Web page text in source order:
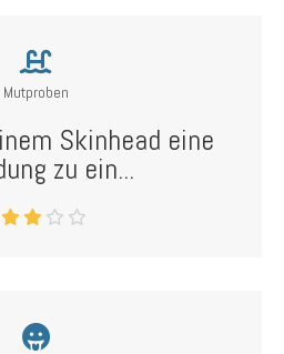
Mutproben
Skinhead eine
zu ein...